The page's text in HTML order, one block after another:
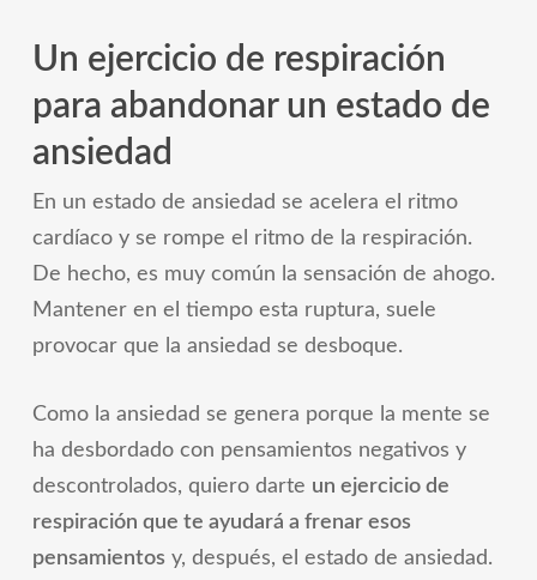
Un ejercicio de respiración
para abandonar un estado de
ansiedad
En un estado de ansiedad se acelera el ritmo
cardíaco y se rompe el ritmo de la respiración.
De hecho, es muy común la sensación de ahogo.
Mantener en el tiempo esta ruptura, suele
provocar que la ansiedad se desboque.
Como la ansiedad se genera porque la mente se
ha desbordado con pensamientos negativos y
descontrolados, quiero darte un ejercicio de
respiración que te ayudará a frenar esos
pensamientos y, después, el estado de ansiedad.